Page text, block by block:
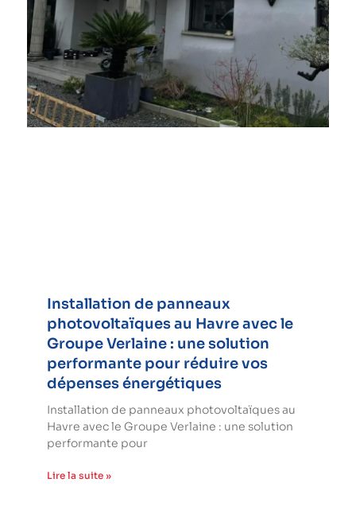
Installation de panneaux
photovoltaïques au Havre avec le
Groupe Verlaine : une solution
performante pour réduire vos
dépenses énergétiques
Installation de panneaux photovoltaïques au
Havre avec le Groupe Verlaine : une solution
performante pour
Lire la suite »